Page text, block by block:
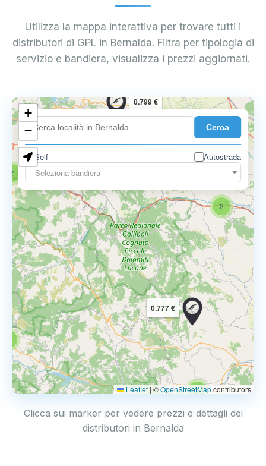
Utilizza la mappa interattiva per trovare tutti i
distributori di GPL in Bernalda. Filtra per tipologia di
servizio e bandiera, visualizza i prezzi aggiornati.
Cerca
Self
Autostrada
Seleziona bandiera
2
2
7
0.799 €
0.777 €
+
−
Leaflet | ©OpenStreetMapcontributors
Clicca sui marker per vedere prezzi e dettagli dei
distributori in Bernalda